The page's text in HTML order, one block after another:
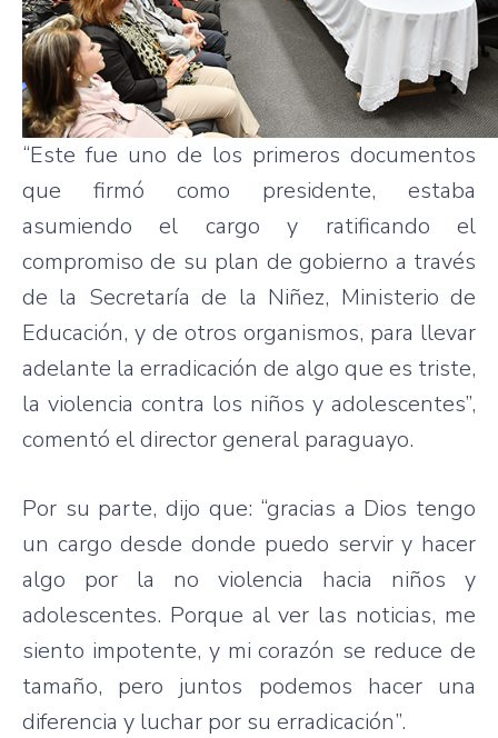
“Este fue uno de los primeros documentos
que firmó como presidente, estaba
asumiendo el cargo y ratificando el
compromiso de su plan de gobierno a través
de la Secretaría de la Niñez, Ministerio de
Educación, y de otros organismos, para llevar
adelante la erradicación de algo que es triste,
la violencia contra los niños y adolescentes”,
comentó el director general paraguayo.
Por su parte, dijo que: “gracias a Dios tengo
un cargo desde donde puedo servir y hacer
algo por la no violencia hacia niños y
adolescentes. Porque al ver las noticias, me
siento impotente, y mi corazón se reduce de
tamaño, pero juntos podemos hacer una
diferencia y luchar por su erradicación”.